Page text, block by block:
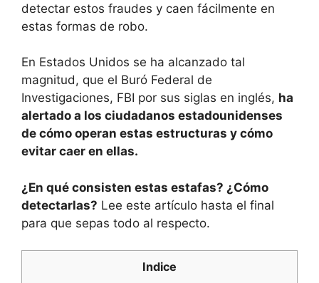
detectar estos fraudes y caen fácilmente en
estas formas de robo.
En Estados Unidos se ha alcanzado tal
magnitud, que el Buró Federal de
Investigaciones, FBI por sus siglas en inglés, ha
alertado a los ciudadanos estadounidenses
de cómo operan estas estructuras y cómo
evitar caer en ellas.
¿En qué consisten estas estafas? ¿Cómo
detectarlas? Lee este artículo hasta el final
para que sepas todo al respecto.
Indice